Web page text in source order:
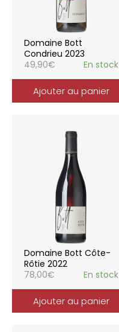
Domaine Bott
Condrieu 2023
49,90€ En stock
Ajouter au panier
Domaine Bott Côte-
Rôtie 2022
78,00€ En stock
Ajouter au panier